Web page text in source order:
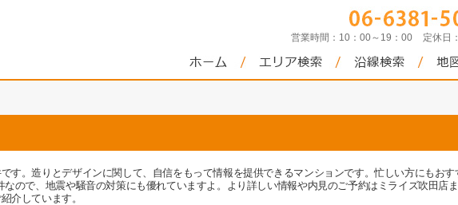
営業時間： 10：00～19：00 定休日：
す。造りとデザインに関して、自信をもって情報を提供できるマンションです。忙しい方にもおす
ので、地震や騒音の対策にも優れていますよ。より詳しい情報や内見のご予約はミライズ吹田店
介しています。